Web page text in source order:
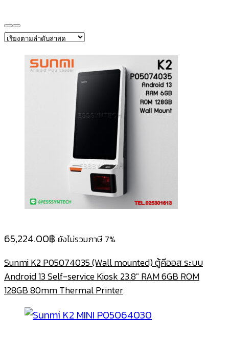
65,224.00฿ ยังไม่รวมภาษี 7%
Sunmi K2 P05074035 (Wall mounted) ตู้คีออส ระบบ
Android 13 Self-service Kiosk 23.8″ RAM 6GB ROM
128GB 80mm Thermal Printer